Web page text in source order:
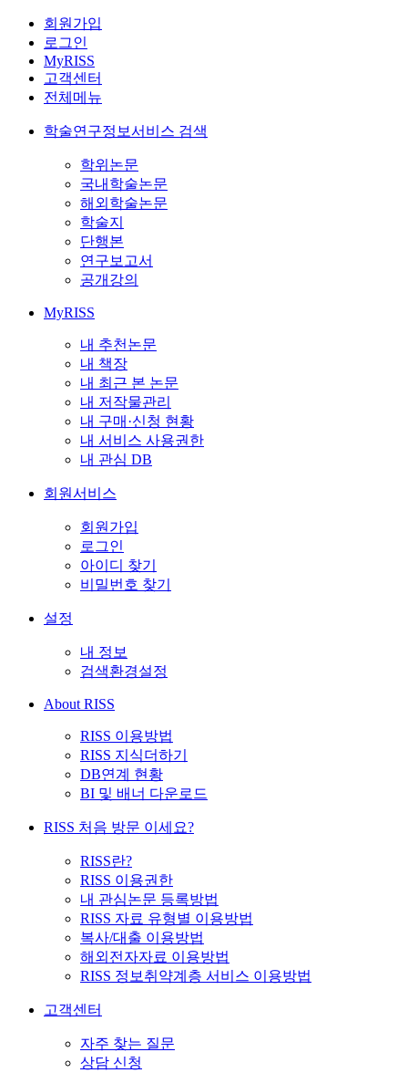
회원가입
로그인
MyRISS
고객센터
전체메뉴
학술연구정보서비스 검색
학위논문
국내학술논문
해외학술논문
학술지
단행본
연구보고서
공개강의
MyRISS
내 추천논문
내 책장
내 최근 본 논문
내 저작물관리
내 구매·신청 현황
내 서비스 사용권한
내 관심 DB
회원서비스
회원가입
로그인
아이디 찾기
비밀번호 찾기
설정
내 정보
검색환경설정
About RISS
RISS 이용방법
RISS 지식더하기
DB연계 현황
BI 및 배너 다운로드
RISS 처음 방문 이세요?
RISS란?
RISS 이용권한
내 관심논문 등록방법
RISS 자료 유형별 이용방법
복사/대출 이용방법
해외전자자료 이용방법
RISS 정보취약계층 서비스 이용방법
고객센터
자주 찾는 질문
상담 신청